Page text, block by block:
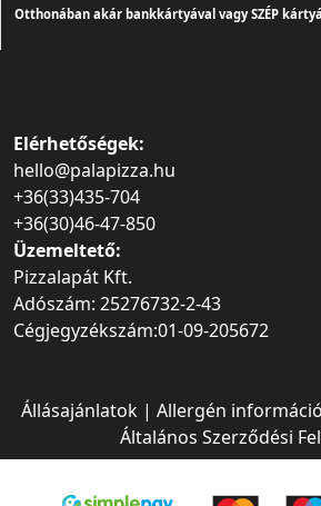
Otthonában akár bankkártyával vagy SZÉP
Elérhetőségek:
hello@palapizza.hu
+36(33)435-704
+36(30)46-47-850
Üzemeltető:
Pizzalapát Kft.
Adószám: 25276732-2-43
Cégjegyzékszám:01-09-205672
Állásajánlatok | Allergén
Általános Szerződési